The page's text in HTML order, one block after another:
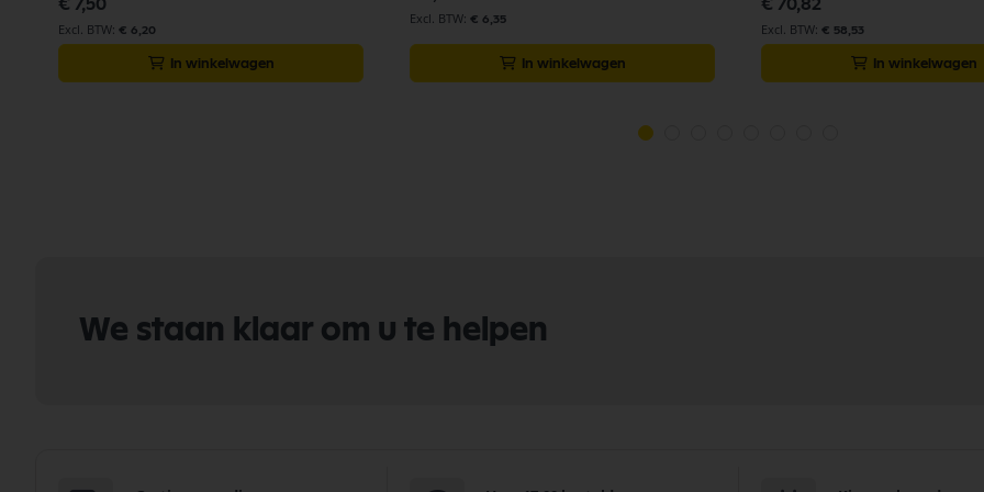
€ 7,50
€ 6,20
In winkelwagen
€ 6,35
In winkelwagen
€ 70,82
€ 58,53
In winkelwagen
We staan klaar om u te helpen